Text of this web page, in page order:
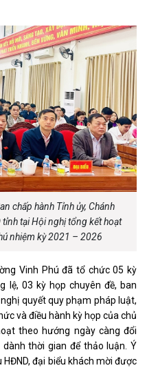
chấp hành Tỉnh ủy, Chánh
tại Hội nghị tổng kết hoạt
nhiệm kỳ 2021 – 2026
Vinh Phú đã tổ chức 05 kỳ
lệ, 03 kỳ họp chuyên đề, ban
quyết quy phạm pháp luật,
và điều hành kỳ họp của chủ
theo hướng ngày càng đổi
thời gian để thảo luận. Ý
đại biểu khách mời được